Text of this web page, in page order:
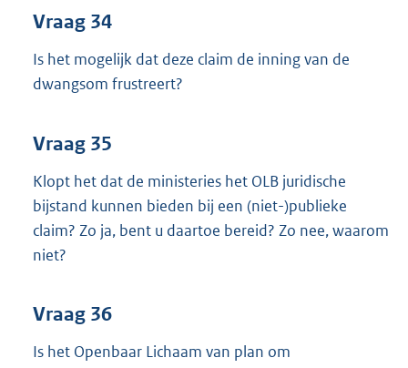
Vraag 34
Is het mogelijk dat deze claim de inning van de
dwangsom frustreert?
Vraag 35
Klopt het dat de ministeries het OLB juridische
bijstand kunnen bieden bij een (niet-)publieke
claim? Zo ja, bent u daartoe bereid? Zo nee, waarom
niet?
Vraag 36
Is het Openbaar Lichaam van plan om